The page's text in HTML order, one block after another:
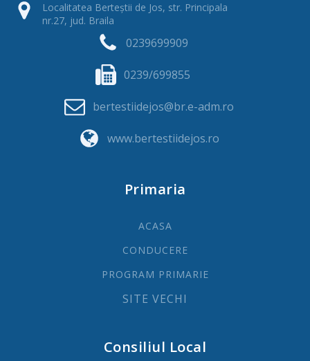
Localitatea Berteștii de Jos, str. Principala
nr.27, jud. Braila
0239699909
0239/699855
bertestiidejos@br.e-adm.ro
www.bertestiidejos.ro
Primaria
ACASA
CONDUCERE
PROGRAM PRIMARIE
SITE VECHI
Consiliul Local